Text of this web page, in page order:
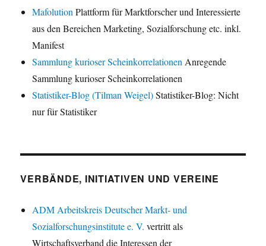
Mafolution Plattform für Marktforscher und Interessierte
aus den Bereichen Marketing, Sozialforschung etc. inkl.
Manifest
Sammlung kurioser Scheinkorrelationen Anregende
Sammlung kurioser Scheinkorrelationen
Statistiker-Blog (Tilman Weigel)Statistiker-Blog: Nicht
nur für Statistiker
VERBÄNDE, INITIATIVEN UND VEREINE
ADM Arbeitskreis Deutscher Markt- und
Sozialforschungsinstitute e. V. vertritt als
Wirtschaftsverband die Interessen der